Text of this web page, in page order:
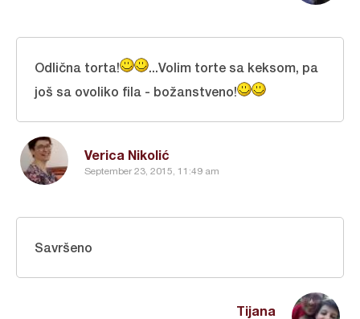
Verica Nikolić
September 23, 2015, 11:49 am
Odlična torta!
...Volim torte sa keksom, pa
još sa ovoliko fila - božanstveno!
Tijana
Savršeno